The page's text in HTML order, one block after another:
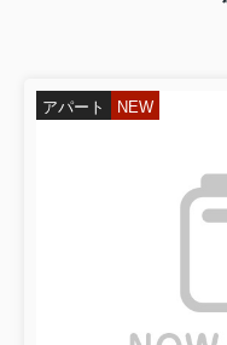
アパート NEW